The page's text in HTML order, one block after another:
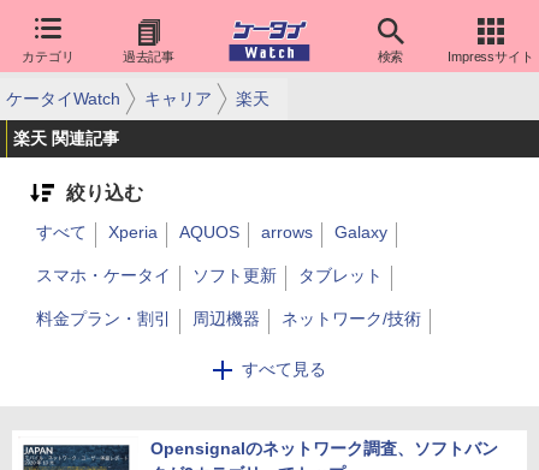
カテゴリ 過去記事 検索 Impressサイト
ケータイWatch キャリア 楽天
楽天 関連記事
絞り込む
すべて見る
すべて Xperia AQUOS arrows Galaxy
スマホ・ケータイ ソフト更新 タブレット
料金プラン・割引 周辺機器 ネットワーク/技術
キーパーソン 電力 サポート
Opensignalのネットワーク調査、ソフトバン